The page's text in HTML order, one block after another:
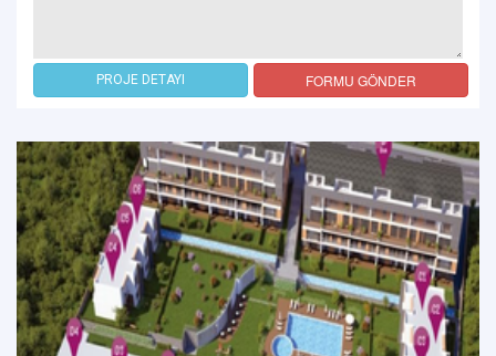
PROJE DETAYI FORMU GÖNDER